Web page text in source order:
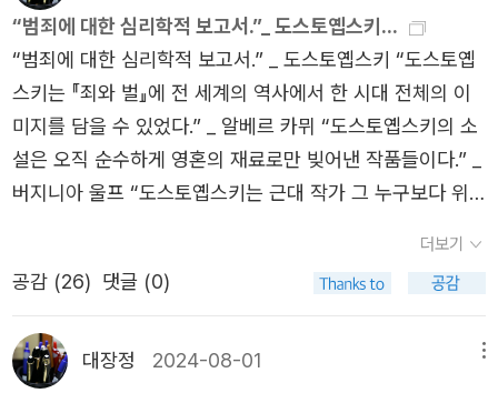
리 사상과 연결 짓는다. 각 인물들은 스따브로긴이 자신의
삶에 미친 절대적인 영향력에 대해 이야기하지만, <모든 것
을 할 수 있지만 아무것도 할 수 없는> 스따브로긴의 불모성
은 그들 중 그 누구도 사랑할 수 없게 하고, 무엇도 선택할
수가 없게 하며, 그로 하여금 파멸을 맞이하게 한다. 그리고
그들 역시 스따브로긴처럼 파멸을 맞게 된다. 이는 19세기
중엽의 러시아 지식인들의 비극적인 운명을 보여 주는 것으
화 전통과의 관계를 상실한> 이들의 숙명적인 처지에서 기
인하는 것이다.
들은 스따브로긴의 외국에서 만나 영향을 받았던 사람들이
다. 그에게서 사상적 영향을 받은 자들에게 스따브로긴은 정
신적 지주이고 우상이다. 그 영향력을 뾰뜨르 베르호벤스키
가 이용하고 그들을 지배한다. 니콜라이 프세볼로도비치 스
따브로긴(Nikolai Vsevolodovich Stavrogin)은 소설의
중심인물이고, 모든 관계의 한 가운데 있지만, 그런 그에게
장애를 갖고 있는 스따브로긴은 자기 존재를 확인하기 위해
다시 말해 살아있음을 느끼기 위해 욕망과 쾌락을 쫓는다.
마음속에서 일어나는 두 가지 의지 선과 악의 팽팽한 대립을
느끼지만 그는 범죄와 쾌락을 선택한다. 첫 번째 범죄에 자
신을 개방함으로써 경험한 쾌락은 그에겐 놀라운 것이었고
시에는 매우 지루했다고 느꼈다. 라스꼴리니꼬프에 비해 백
치 공작이 한없이 착해서였을까, 죽는 사람이 별로 없어서였
을까. 그러나 이번에 이 작품의 1부를 읽고 나서는 『죄와 벌』
을 처음 읽었을 때 이상의 전율을 느꼈다. 단 하루 동안의 이
야기가 쉴새없이 몰아치는 게 너무 재미있었기 때문이다. 도
선생과 김정아 박사가 가장 사랑하는 작품이라는 이유를 알
겠다.이건 그냥 도 선생의 생애를 약식으로 조망하는 차원에
서... 여러 역자 해설 등을 통해 단편적으로 얻은 지식들을 조
은 '『지하로부터의 수기』가 변태와 탈각의 순간을 보여준
다'로 평했다. 이전까지는 『가난한 사람들』과 같은 서정성이
하나로 꼽겠다.1장 시대의 아이콘이었던 천재적인 시인이자
친우였던 실비아 플라스Sylvia Plath의 죽음에 대한 깊은
애도와 일종의 부채감이 본작의 모티브가 된 것 같다. 테드
휴스와 함께 부부가 유명한 시인 커플이었으며 작가는 시 평
론가로 플라스의 생애 마지막 3년간 비평가-시인의 관계이
자 친우로 교류해온바, 앨 앨버레즈는 그의 추모에 한 장을
되어버린 악명을 바로잡으려는 듯한 조심스러운 배려와 애
정이 돋보인다. 실비아 플라스의 작품과 삶에서 드러났던 창
조성-파괴성이라는 양극단의 전투적 에너지와 내면의 양가
감정을 분석함으로써 이 책에서 앞으로 논의할 자살의 복잡
한 정신심리적 측면을 암시한다. 2장서구문화에서의 자살의
“범죄에 대한 심리학적 보고서.”_ 도스토옙스키...
“범죄에 대한 심리학적 보고서.” _ 도스토옙스키 “도스토옙
스키는 『죄와 벌』에 전 세계의 역사에서 한 시대 전체의 이
미지를 담을 수 있었다.” _ 알베르 카뮈 “도스토옙스키의 소
설은 오직 순수하게 영혼의 재료로만 빚어낸 작품들이다.” _
버지니아 울프 “도스토옙스키는 근대 작가 그 누구보다 위
스키Фёдор Миха́йлович Достое́вский표도르 도스토
옙스키(1821~1881)는 톨스토이와 함께 19세기 러시아 문
‘의식의 리얼리즘’이라 불리는 개성적인 스타일로 정치적 ·
더보기
공감 (26) 댓글 (0)
대장정 2024-08-01